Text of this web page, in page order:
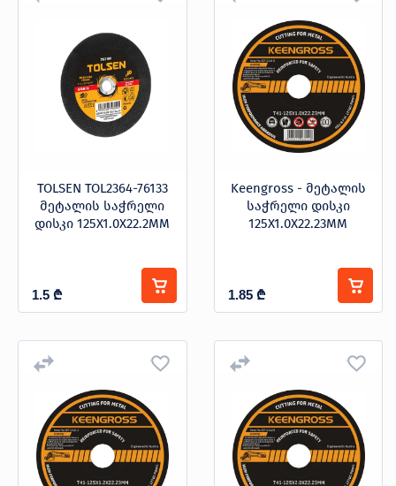
TOLSEN TOL2364-76133
მეტალის საჭრელი
დისკი 125X1.0X22.2MM
1.5 ₾
Keengross - მეტალის
საჭრელი დისკი
125X1.0X22.23MM
1.85 ₾